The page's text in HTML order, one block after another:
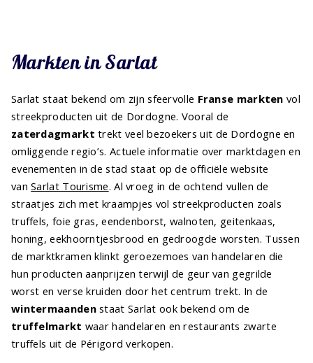
Markten in Sarlat
Sarlat staat bekend om zijn sfeervolle Franse markten vol
streekproducten uit de Dordogne. Vooral de
zaterdagmarkttrekt veel bezoekers uit de Dordogne en
omliggende regio’s. Actuele informatie over marktdagen en
evenementen in de stad staat op de officiële website
vanSarlat Tourisme. Al vroeg in de ochtend vullen de
straatjes zich met kraampjes vol streekproducten zoals
truffels, foie gras, eendenborst, walnoten, geitenkaas,
honing, eekhoorntjesbrood en gedroogde worsten. Tussen
de marktkramen klinkt geroezemoes van handelaren die
hun producten aanprijzen terwijl de geur van gegrilde
worst en verse kruiden door het centrum trekt. In de
wintermaandenstaat Sarlat ook bekend om de
truffelmarkt waar handelaren en restaurants zwarte
truffels uit de Périgord verkopen.